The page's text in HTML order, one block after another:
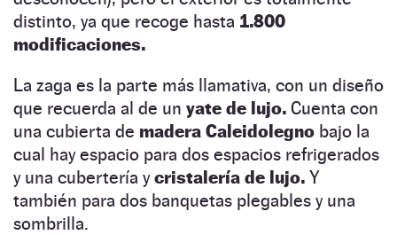
distinto, ya que recoge hasta 1.800
modificaciones.
La zaga es la parte más llamativa, con un diseño
que recuerda al de un yate de lujo. Cuenta con
una cubierta de madera Caleidolegno bajo la
cual hay espacio para dos espacios refrigerados
y una cubertería ycristalería de lujo. Y
también para dos banquetas plegables y una
sombrilla.